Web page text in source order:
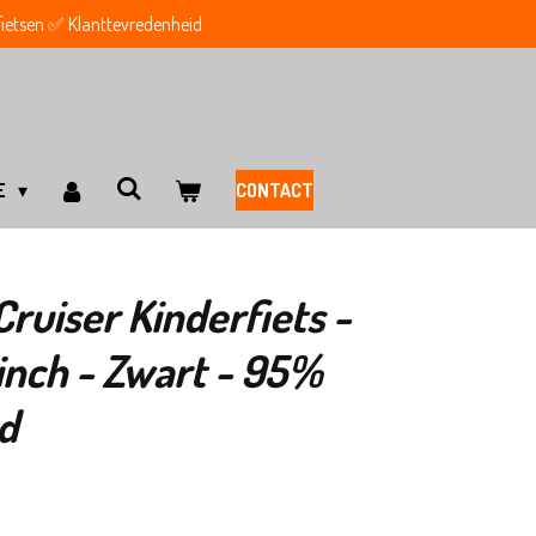
✅ Klanttevredenheid
CONTACT
Kinderfiets -
- Zwart - 95%